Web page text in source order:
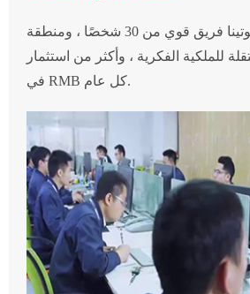
كان لدى فوتينا فريق قوي من 30 شخصًا ، ومنطقة R & D ،
للملكية الفكرية ، وأكثر من استثمار
في RMB كل عام.